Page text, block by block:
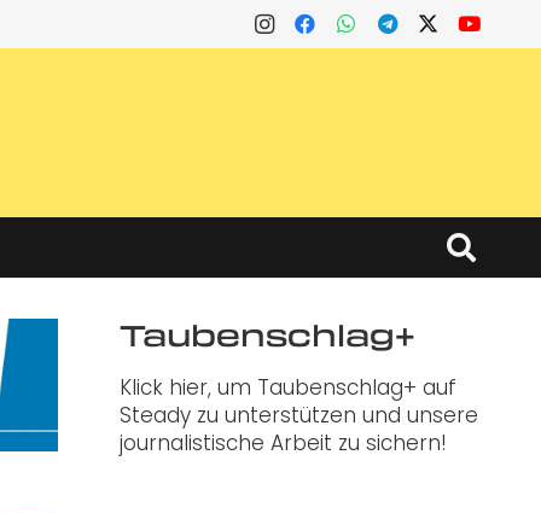
Taubenschlag+
Klick hier, um Taubenschlag+ auf
Steady zu unterstützen und unsere
journalistische Arbeit zu sichern!